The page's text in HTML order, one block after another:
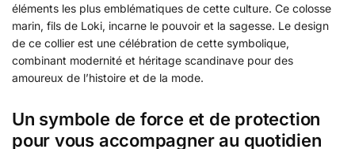
éléments les plus emblématiques de cette culture. Ce colosse
marin, fils de Loki, incarne le pouvoir et la sagesse. Le design
de ce collier est une célébration de cette symbolique,
combinant modernité et héritage scandinave pour des
amoureux de l’histoire et de la mode.
Un symbole de force et de protection
pour vous accompagner au quotidien